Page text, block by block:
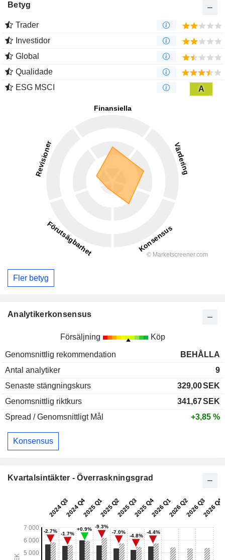
Betyg
Trader
Investidor
Global
Qualidade
ESG MSCI
A
Fler betyg
Analytikerkonsensus
Försäljning Köp
Genomsnittlig rekommendation
BEHÅLLA
Antal analytiker
9
Senaste stängningskurs
329,00SEK
Genomsnittlig riktkurs
341,67SEK
Spread / Genomsnittligt Mål
+3,85 %
Konsensus
Kvartalsintäkter - Överraskningsgrad